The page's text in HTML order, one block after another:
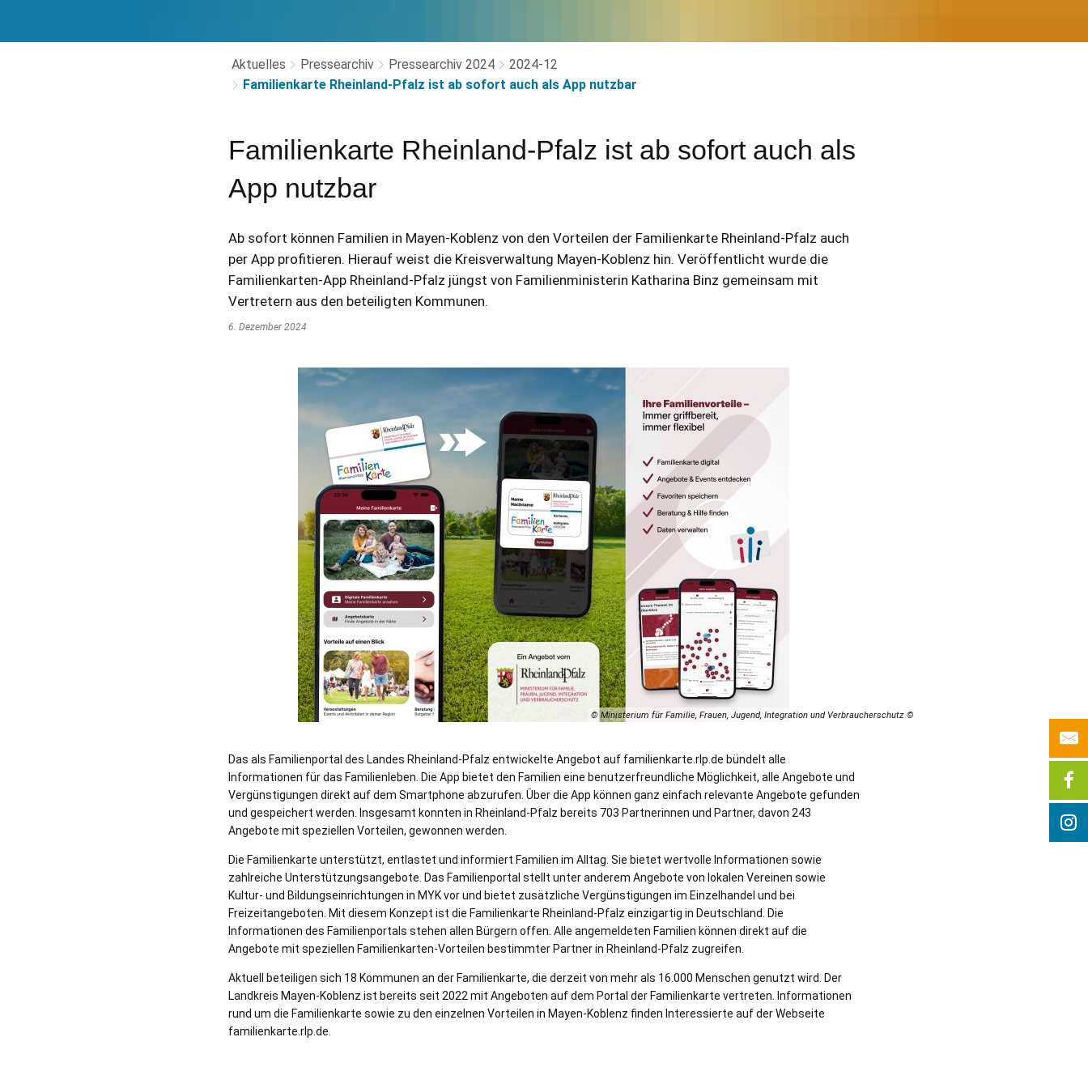
Aktuelles Pressearchiv Pressearchiv 2024
2024-12
Familienkarte Rheinland-Pfalz ist ab sofort auch als App nutzbar
Familienkarte Rheinland-Pfalz ist ab sofort auch als
App nutzbar
Ab sofort können Familien in Mayen-Koblenz von den Vorteilen der Familienkarte Rheinland-Pfalz auch
per App profitieren. Hierauf weist die Kreisverwaltung Mayen-Koblenz hin. Veröffentlicht wurde die
Familienkarten-App Rheinland-Pfalz jüngst von Familienministerin Katharina Binz gemeinsam mit
Vertretern aus den beteiligten Kommunen.
6. Dezember 2024
© Ministerium für Familie, Frauen, Jugend, Integration und Verbraucherschutz
Das als Familienportal des Landes Rheinland-Pfalz entwickelte Angebot auf familienkarte.rlp.de bündelt alle
Informationen für das Familienleben. Die App bietet den Familien eine benutzerfreundliche Möglichkeit, alle Angebote und
Vergünstigungen direkt auf dem Smartphone abzurufen. Über die App können ganz einfach relevante Angebote gefunden
und gespeichert werden. Insgesamt konnten in Rheinland-Pfalz bereits 703 Partnerinnen und Partner, davon 243
Angebote mit speziellen Vorteilen, gewonnen werden.
Die Familienkarte unterstützt, entlastet und informiert Familien im Alltag. Sie bietet wertvolle Informationen sowie
zahlreiche Unterstützungsangebote. Das Familienportal stellt unter anderem Angebote von lokalen Vereinen sowie
Kultur- und Bildungseinrichtungen in MYK vor und bietet zusätzliche Vergünstigungen im Einzelhandel und bei
Freizeitangeboten. Mit diesem Konzept ist die Familienkarte Rheinland-Pfalz einzigartig in Deutschland. Die
Informationen des Familienportals stehen allen Bürgern offen. Alle angemeldeten Familien können direkt auf die
Angebote mit speziellen Familienkarten-Vorteilen bestimmter Partner in Rheinland-Pfalz zugreifen.
Aktuell beteiligen sich 18 Kommunen an der Familienkarte, die derzeit von mehr als 16.000 Menschen genutzt wird. Der
Landkreis Mayen-Koblenz ist bereits seit 2022 mit Angeboten auf dem Portal der Familienkarte vertreten. Informationen
rund um die Familienkarte sowie zu den einzelnen Vorteilen in Mayen-Koblenz finden Interessierte auf der Webseite
familienkarte.rlp.de.